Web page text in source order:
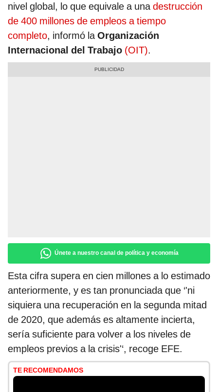
nivel global, lo que equivale a unadestrucción
de 400 millones de empleos a tiempo
completo, informó laOrganización
Internacional del Trabajo (OIT).
Únete a nuestro canal de política y economía
Esta cifra supera en cien millones a lo estimado
anteriormente, y es tan pronunciada que ‘'ni
siquiera una recuperación en la segunda mitad
de 2020, que además es altamente incierta,
sería suficiente para volver a los niveles de
empleos previos a la crisis'‘, recoge EFE.
TE RECOMENDAMOS